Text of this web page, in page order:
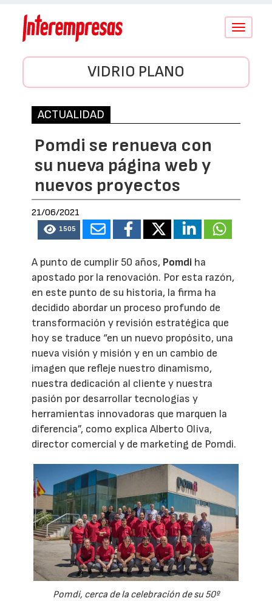
Conmutar
VIDRIO PLANO
ACTUALIDAD
Pomdi se renueva con
su nueva página web y
nuevos proyectos
21/06/2021
1505
A punto de cumplir 50 años, Pomdi ha
apostado por la renovación. Por esta razón,
en este punto de su historia, la firma ha
decidido abordar un proceso profundo de
transformación y revisión estratégica que
hoy se traduce “en un nuevo propósito, una
nueva visión y misión y en un cambio de
imagen que refleje nuestro dinamismo,
nuestra dedicación al cliente y nuestra
pasión por desarrollar tecnologías y
herramientas innovadoras que marquen la
diferencia”, como explica Alberto Oliva,
director comercial y de marketing de Pomdi.
Pomdi, cerca de la celebración de su 50º